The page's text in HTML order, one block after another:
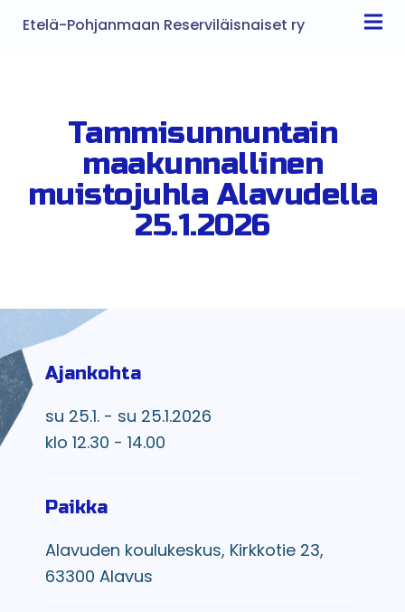
Etelä-Pohjanmaan Reserviläisnaiset ry
Tammisunnuntain
maakunnallinen
muistojuhla Alavudella
25.1.2026
Ajankohta
su 25.1. - su 25.1.2026
klo 12.30 - 14.00
Paikka
Alavuden koulukeskus, Kirkkotie 23,
63300 Alavus